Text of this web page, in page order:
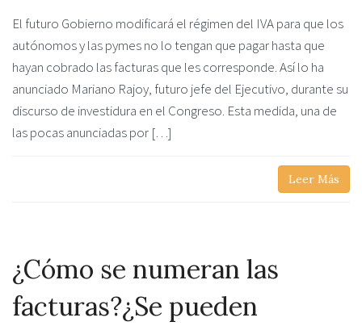
El futuro Gobierno modificará el régimen del IVA para que los
autónomos y las pymes no lo tengan que pagar hasta que
hayan cobrado las facturas que les corresponde. Así lo ha
anunciado Mariano Rajoy, futuro jefe del Ejecutivo, durante su
discurso de investidura en el Congreso. Esta medida, una de
las pocas anunciadas por […]
Leer Más
¿Cómo se numeran las
facturas?¿Se pueden